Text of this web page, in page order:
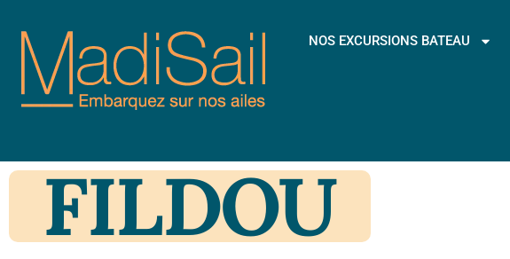
NOS EXCURSIONS BATEAU
FILDOU